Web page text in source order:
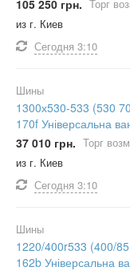
105 250 грн. Торг
из г. Киев
Сегодня 3:10
Шины
1300х530-533 (530
170f Універсальна
37 010 грн. Торг
из г. Киев
Сегодня 3:10
Шины
1220/400r533 (400/
162b Універсальна